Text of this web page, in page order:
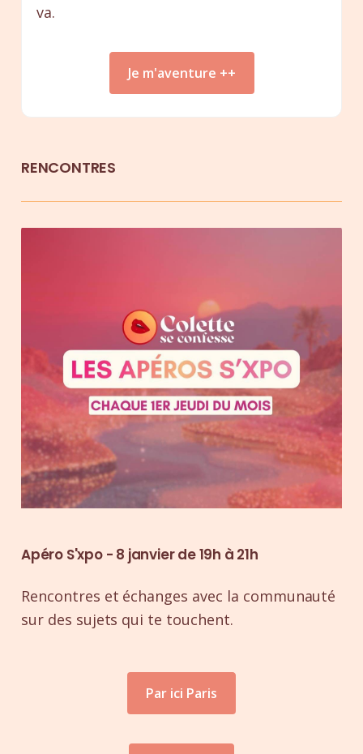
va.
Je m'aventure ++
RENCONTRES
Apéro S'xpo - 8 janvier de 19h à 21h
Rencontres et échanges avec la communauté
sur des sujets qui te touchent.
Par ici Paris